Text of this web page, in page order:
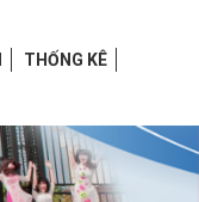
THỐNG KÊ